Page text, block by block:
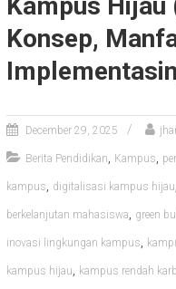
Konsep,
December 29, 2025
Berita Pendidikan, Kampus,
kampus, digitalisasi kampus hijau
berkelanjutan mahasiswa, green
inovasi lingkungan kampus,
kampus hijau, kampus rendah